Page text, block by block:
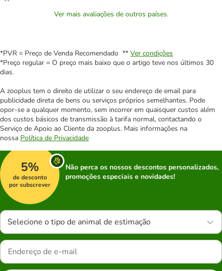
Ver mais avaliações de outros países.
*PVR = Preço de Venda Recomendado ** Ver condições
*Preço regular = O preço mais baixo que o artigo teve nos últimos 30
dias.
A zooplus tem o direito de utilizar o seu endereço de email para
publicidade direta de bens ou serviços próprios semelhantes. Pode
opor-se a qualquer momento, sem incorrer em quaisquer custos além
dos custos básicos de transmissão à tarifa normal, contactando o
Serviço de Apoio ao Cliente da zooplus. Mais informações na
nossa Política de Privacidade
5%
de desconto
por subscrever
Não perca os nossos descontos personalizados,
promoções especiais e novidades!
Selecione o tipo de animal de estimação